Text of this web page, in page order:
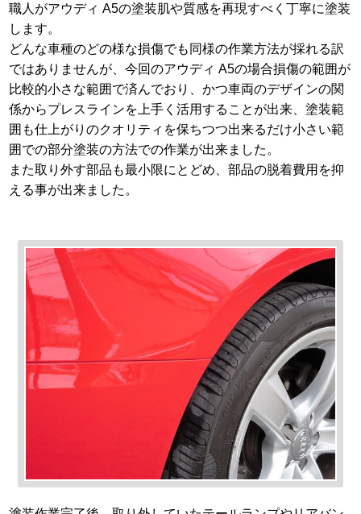
職人がアウディ A5の塗装肌や質感を再現すべく丁寧に塗装
します。
どんな車種のどの様な損傷でも同様の作業方法が採れる訳
ではありませんが、今回のアウディ A5の場合損傷の範囲が
比較的小さな範囲で済んでおり、かつ車両のデザインの関
係からプレスラインを上手く活用することが出来、塗装範
囲も仕上がりのクオリティを保ちつつ出来るだけ小さい範
囲での部分塗装の方法での作業が出来ました。
また取り外す部品も最小限にとどめ、部品の脱着費用を抑
える事が出来ました。